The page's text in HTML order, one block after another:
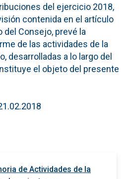
del ejercicio 2018,
contenida en el artículo
del Consejo, prevé la
de las actividades de la
desarrolladas a lo largo del
el objeto del presente
de Actividades de la